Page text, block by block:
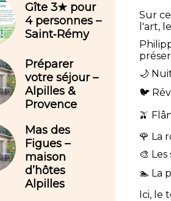
Sur
l'art,
🌙
🐦
🫒
🌹 La
🎨
🏊 La
Ici, le
Gîte 3★ pour
4 personnes –
Saint‑Rémy
Préparer
votre séjour –
Alpilles &
Provence
Mas des
Figues –
maison
d’hôtes
Alpilles